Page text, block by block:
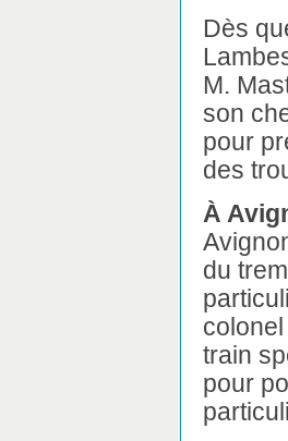
Dès
M.
son
pour
des
À
du
train
pour